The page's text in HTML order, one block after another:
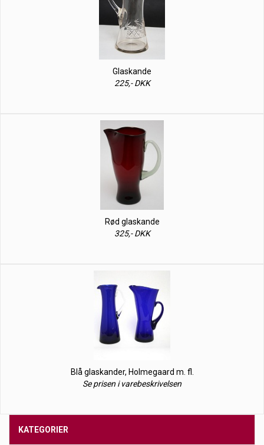
Glaskande
225,- DKK
Rød glaskande
325,- DKK
Blå glaskander, Holmegaard m. fl.
Se prisen i varebeskrivelsen
KATEGORIER